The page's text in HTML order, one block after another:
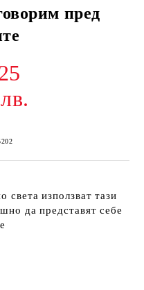
пред
света използват тази
да представят себе